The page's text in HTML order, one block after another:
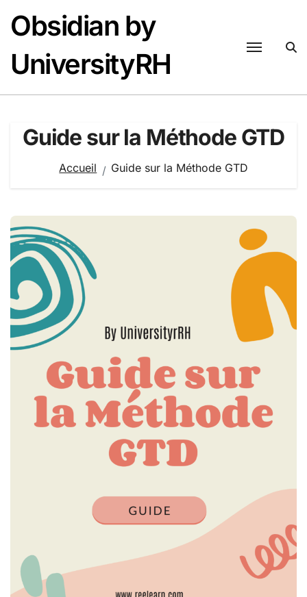
contenu
Obsidian by
UniversityRH
Guide sur la Méthode GTD
Accueil Guide sur la Méthode GTD